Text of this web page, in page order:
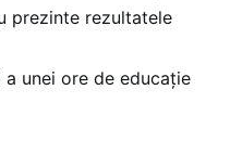
prezinte rezultatele
unei ore de educaţie